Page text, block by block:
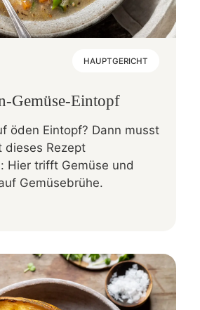
HAUPTGERICHT
Gemüse-Eintopf
öden Eintopf? Dann musst
dieses Rezept
Hier trifft Gemüse und
Gemüsebrühe.